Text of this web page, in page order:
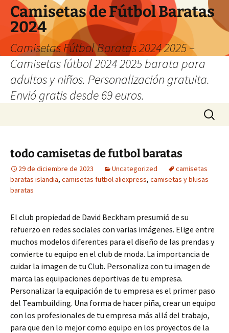
Camisetas de Fútbol Baratas
2024
Camisetas Fútbol Baratas 2024 2025 –
Camisetas fútbol 2024 2025 barata para
adultos y niños. Personalización gratuita.
Envió gratis desde 69 euros.
Buscar:
todo camisetas de futbol baratas
29 de diciembre de 2023 Uncategorized
camisetas
baratas islandia, camisetas futbol aliexpress, camisetas y blusas
baratas
El club propiedad de David Beckham presumió de su
refuerzo en redes sociales con varias imágenes. Elige entre
muchos modelos diferentes para el diseño de las prendas y
convierte tu equipo en el club de moda. La importancia de
cuidar la imagen de tu Club. Personaliza con tu imagen de
marca las equipaciones deportivas de tu empresa.
Personalizar la equipación de tu empresa es el primer paso
del Teambuilding. Una forma de hacer piña, crear un equipo
con los profesionales de tu empresa más allá del trabajo,
para que den lo mejor como equipo en los proyectos de la